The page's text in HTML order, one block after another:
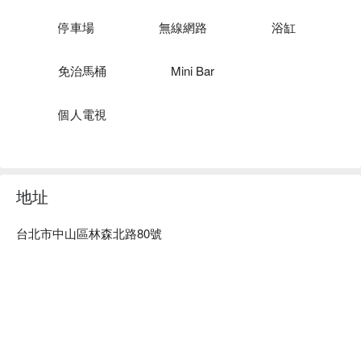
天閣酒店長安館優惠、天閣酒店長安館住宿方案、天閣酒店長
停車場 無線網路 浴缸
免治馬桶 Mini Bar
個人電視
地址
台北市中山區林森北路80號